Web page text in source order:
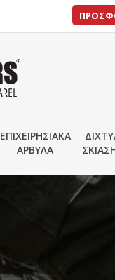
ΕΠΙΧΕΙΡΗΣΙΑΚΑ
ΑΡΒΥΛΑ